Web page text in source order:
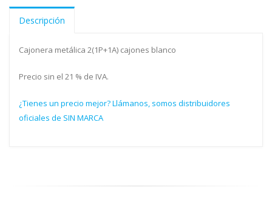
Descripción
Cajonera metálica 2(1P+1A) cajones blanco
Precio sin el 21 % de IVA.
¿Tienes un precio mejor? Llámanos, somos distribuidores
oficiales de SIN MARCA